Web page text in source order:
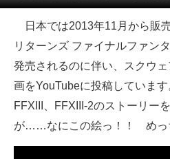
メディア
注目記事を集めた総合ページ
ITの今と未来を見通す
スマホと通信の最新トレンド
進化するPCとデバイスの未来
好きが集まる 比べて選べる
日本では2013年11月から販
リターンズ ファイナルファン
発売されるのに伴い、スクウ
画をYouTubeに投稿していま
FFXIII、FFXIII-2のストーリー
が……なにこの絵っ！！ めっ